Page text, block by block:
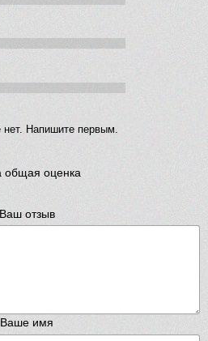
Напишите первым.
общая оценка
Ваш отзыв
Ваше имя